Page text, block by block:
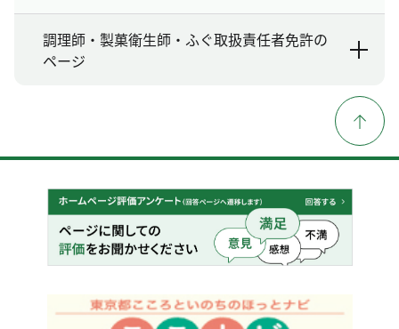
調理師・製菓衛生師・ふぐ取扱責任者免許の
ページ